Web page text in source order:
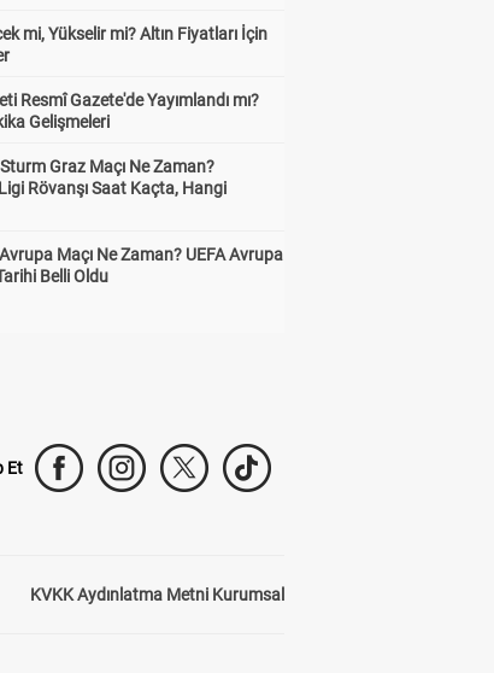
mi, Yükselir mi? Altın Fiyatları İçin
Resmî Gazete'de Yayımlandı mı?
Gelişmeleri
Graz Maçı Ne Zaman?
Rövanşı Saat Kaçta, Hangi
Maçı Ne Zaman? UEFA Avrupa
Belli Oldu
Et
KVKK Aydınlatma Metni Kurumsal